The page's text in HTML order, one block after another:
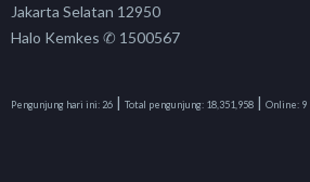
Jakarta Selatan 12950
Halo Kemkes ✆ 1500567
Pengunjung hari ini: 26 | Total pengunjung: 18,351,958 | Online: 9